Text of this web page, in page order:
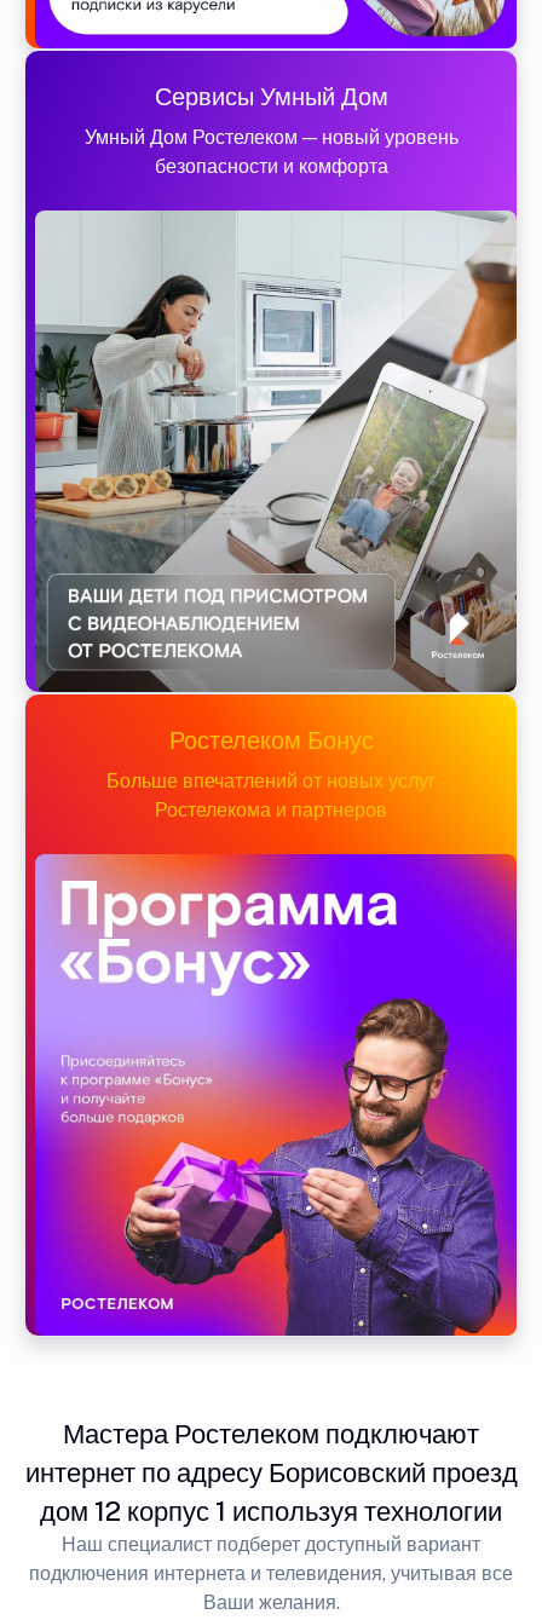
Сервисы Умный Дом
Умный Дом Ростелеком — новый уровень
безопасности и комфорта
Ростелеком Бонус
Больше впечатлений от новых услуг
Ростелекома и партнеров
Мастера Ростелеком подключают
интернет по адресу Борисовский проезд
дом 12 корпус 1 используя технологии
Наш специалист подберет доступный вариант
подключения интернета и телевидения, учитывая все
Ваши желания.